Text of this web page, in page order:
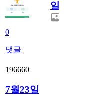
0
댓글
일
196660
7월23일